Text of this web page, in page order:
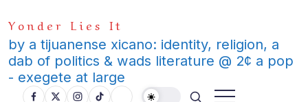
to
content
Yonder Lies It
by a tijuanense xicano: identity, religion, a
dab of politics & wads literature @ 2¢ a pop
- exegete at large